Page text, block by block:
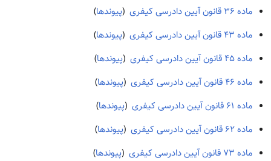
ماده ۳۶ قانون آیین دادرسی کیفری
‏
(پیوندها)
ماده ۴۳ قانون آیین دادرسی کیفری
‏
(پیوندها)
ماده ۴۵ قانون آیین دادرسی کیفری
‏
(پیوندها)
ماده ۴۶ قانون آیین دادرسی کیفری
‏
(پیوندها)
ماده ۶۱ قانون آیین دادرسی کیفری
‏
(پیوندها)
ماده ۶۲ قانون آیین دادرسی کیفری
‏
(پیوندها)
ماده ۷۳ قانون آیین دادرسی کیفری
‏
(پیوندها)